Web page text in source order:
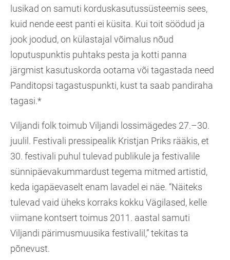
lusikad on samuti korduskasutussüsteemis sees,
kuid nende eest panti ei küsita. Kui toit söödud ja
jook joodud, on külastajal võimalus nõud
loputuspunktis puhtaks pesta ja kotti panna
järgmist kasutuskorda ootama või tagastada need
Panditopsi tagastuspunkti, kust ta saab pandiraha
tagasi.*
Viljandi folk toimub Viljandi lossimägedes 27.–30.
juulil. Festivali pressipealik Kristjan Priks rääkis, et
30. festivali puhul tulevad publikule ja festivalile
sünnipäevakummardust tegema mitmed artistid,
keda igapäevaselt enam lavadel ei näe. “Näiteks
tulevad vaid üheks korraks kokku Vägilased, kelle
viimane kontsert toimus 2011. aastal samuti
Viljandi pärimusmuusika festivalil,” tekitas ta
põnevust.